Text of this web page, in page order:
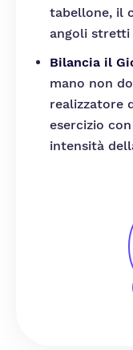
tabellone, il
angoli stretti
Bilancia il
mano non
realizzatore
esercizio
intensità